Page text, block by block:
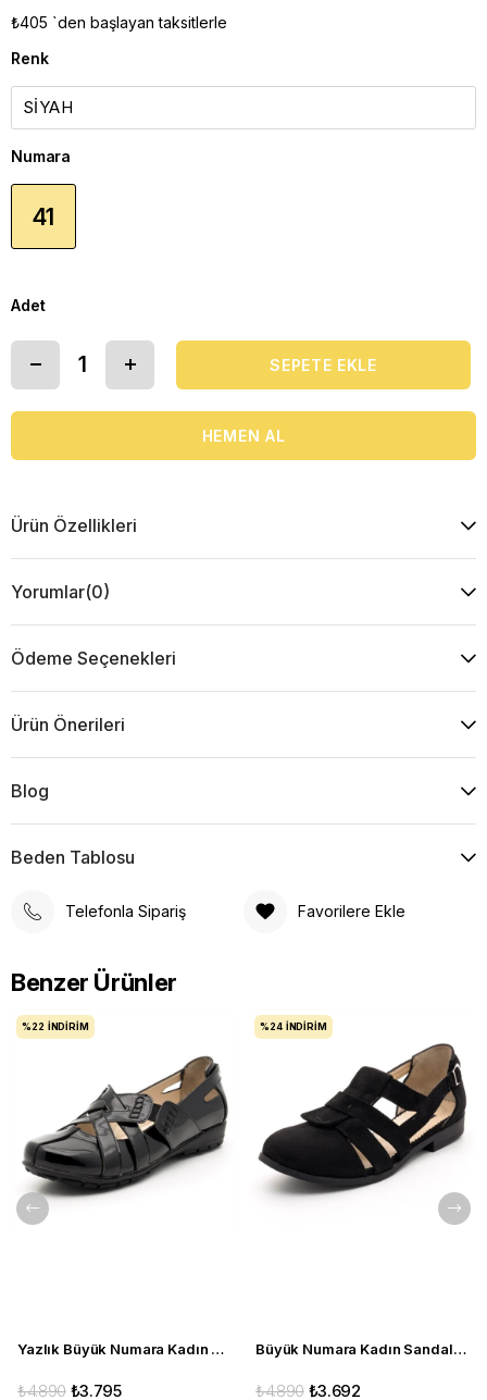
₺405 `den başlayan taksitlerle
Renk
Numara
41
Adet
Ürün Özellikleri
Yorumlar(0)
Ödeme Seçenekleri
Ürün Önerileri
Blog
Beden Tablosu
Telefonla Sipariş Favorilere Ekle
Benzer Ürünler
Yazlık Büyük Numara Kadın Babet C1347 siyah
₺3.795
₺4.890
%22 İNDIRIM
Büyük Numara Kadın Sandalet Babet Ayakkabı 6259 siyah
₺3.692
₺4.890
%24 İNDIRIM